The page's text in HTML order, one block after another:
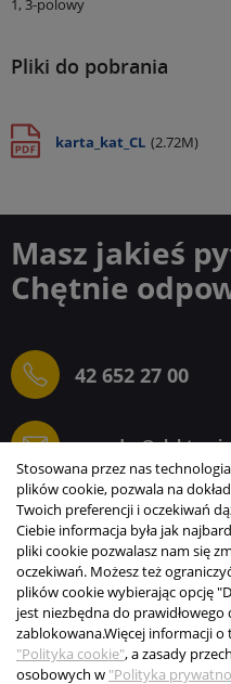
1, 3-polowy
Pliki do pobrania
karta_kat_CL (2.72M)
Masz jakieś
Chętnie
42 652 27 00
ELEKTROGIEŁDA
SP.J.
INFORMACJE
STREFA KLIENTA
Stosowana przez nas
plików cookie, pozwala na
Twoich preferencji i oczekiwań
Ciebie informacja była jak
pliki cookie pozwalasz nam się
oczekiwań. Możesz też
plików cookie wybierając opcję
jest niezbędna do prawidłowego
zablokowana.Więcej informacji o
"Polityka cookie", a zasady
osobowych w "Polityka